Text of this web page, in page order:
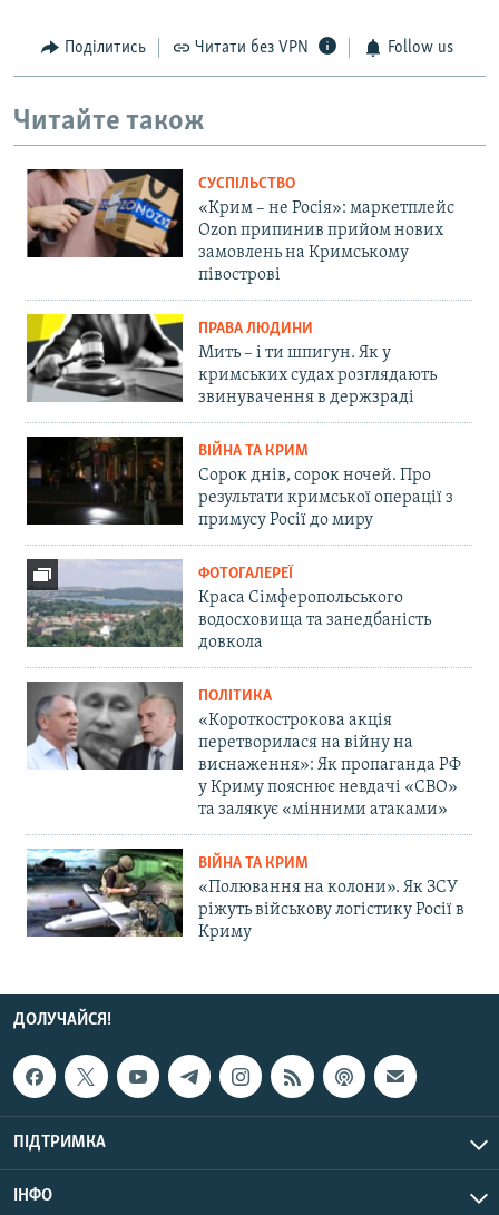
Поділитись Читати без VPN Follow us
Читайте також
СУСПІЛЬСТВО
«Крим – не Росія»: маркетплейс
Ozon припинив прийом нових
замовлень на Кримському
півострові
ПРАВА ЛЮДИНИ
Мить – і ти шпигун. Як у
кримських судах розглядають
звинувачення в держзраді
ВІЙНА ТА КРИМ
Сорок днів, сорок ночей. Про
результати кримської операції з
примусу Росії до миру
ФОТОГАЛЕРЕЇ
Краса Сімферопольського
водосховища та занедбаність
довкола
ПОЛІТИКА
«Короткострокова акція
перетворилася на війну на
виснаження»: Як пропаганда РФ
у Криму пояснює невдачі «СВО»
та залякує «мінними атаками»
ВІЙНА ТА КРИМ
«Полювання на колони». Як ЗСУ
ріжуть військову логістику Росії в
Криму
ДОЛУЧАЙСЯ!
ПІДТРИМКА
ІНФО